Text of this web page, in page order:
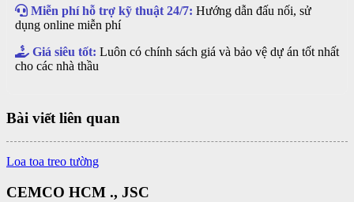
Miễn phí hỗ trợ kỹ thuật 24/7: Hướng dẫn đấu nối, sử
dụng online miễn phí
Giá siêu tốt: Luôn có chính sách giá và bảo vệ dự án tốt nhất
cho các nhà thầu
Bài viết liên quan
Loa toa treo tường
CEMCO HCM ., JSC